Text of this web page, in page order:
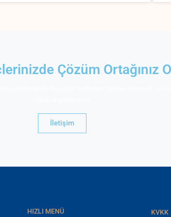
Çözüm Ortağınız
İletişim
HIZLI MENÜ KVKK